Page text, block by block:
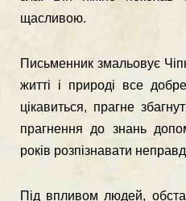
щасливою.
Письменник змальовує
житті і природі все
цікавиться, прагне
прагнення до знань
років розпізнавати
Під впливом людей,